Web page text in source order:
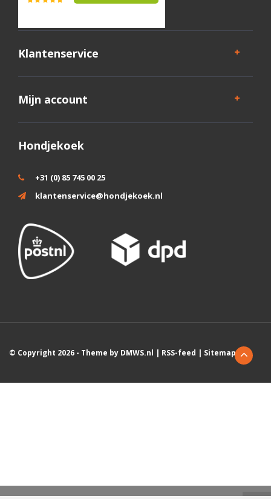
Klantenservice
Mijn account
Hondjekoek
+31 (0) 85 745 00 25
klantenservice@hondjekoek.nl
© Copyright 2026 - Theme by DMWS.nl | RSS-feed | Sitemap